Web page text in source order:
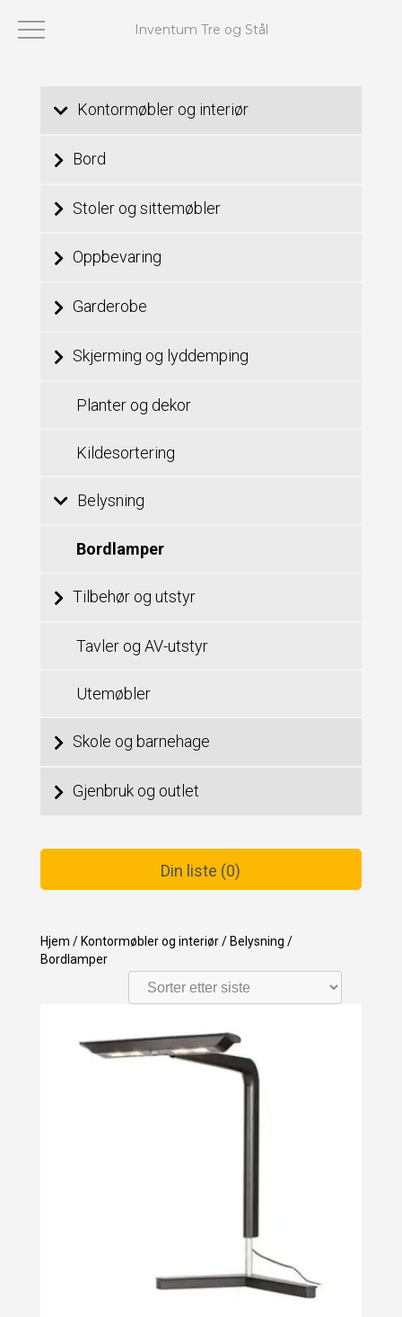
Kontormøbler og interiør
Bord
Stoler og sittemøbler
Oppbevaring
Garderobe
Skjerming og lyddemping
Planter og dekor
Kildesortering
Belysning
Bordlamper
Tilbehør og utstyr
Tavler og AV-utstyr
Utemøbler
Skole og barnehage
Gjenbruk og outlet
Din liste (0)
Hjem / Kontormøbler og interiør / Belysning /
Bordlamper
Inventum Tre og Stål